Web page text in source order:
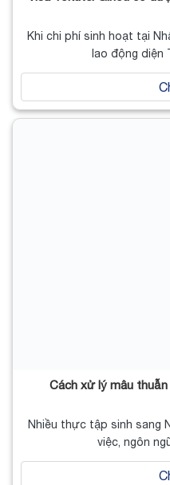
Khi chi phí sinh hoạt tại
lao động
Cách xử lý mâu
Nhiều thực tập sinh sang
việc, ngôn